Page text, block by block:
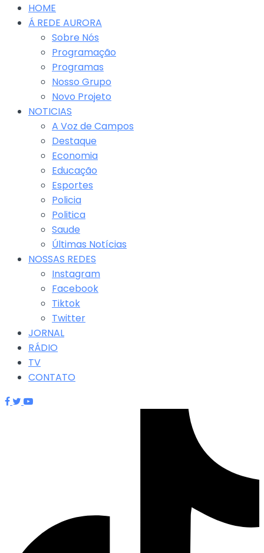
HOME
Á REDE AURORA
Sobre Nós
Programação
Programas
Nosso Grupo
Novo Projeto
NOTICIAS
A Voz de Campos
Destaque
Economia
Educação
Esportes
Policia
Politica
Saude
Últimas Notícias
NOSSAS REDES
Instagram
Facebook
Tiktok
Twitter
JORNAL
RÁDIO
TV
CONTATO